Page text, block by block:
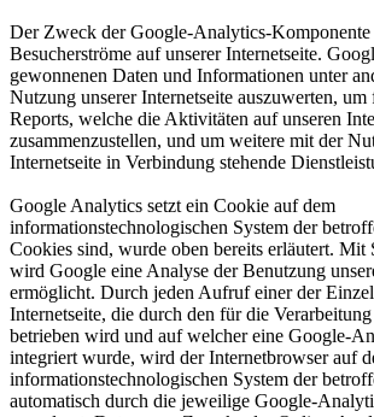
Der Zweck der Google-Analytics-Komponente
Besucherströme auf unserer Internetseite.
gewonnenen Daten und Informationen unter
Nutzung unserer Internetseite auszuwerten,
Reports, welche die Aktivitäten auf unseren
zusammenzustellen, und um weitere mit der
Internetseite in Verbindung stehende
Google Analytics setzt ein Cookie auf dem
informationstechnologischen System der
Cookies sind, wurde oben bereits erläutert. Mit
wird Google eine Analyse der Benutzung
ermöglicht. Durch jeden Aufruf einer der
Internetseite, die durch den für die
betrieben wird und auf welcher eine Google-
integriert wurde, wird der Internetbrowser auf
informationstechnologischen System der
automatisch durch die jeweilige Google-